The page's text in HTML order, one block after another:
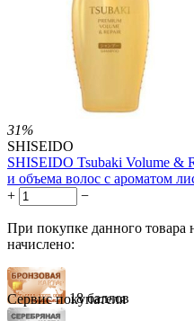
Нет в наличии 
31%
SHISEIDO
SHISEIDO Tsubaki Volume &
и объема волос с ароматом
+
−
При покупке данного товара
начислено:
18 баллов
Сервис покупателя